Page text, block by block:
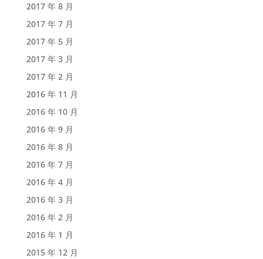
2017 年 8 月
2017 年 7 月
2017 年 5 月
2017 年 3 月
2017 年 2 月
2016 年 11 月
2016 年 10 月
2016 年 9 月
2016 年 8 月
2016 年 7 月
2016 年 4 月
2016 年 3 月
2016 年 2 月
2016 年 1 月
2015 年 12 月